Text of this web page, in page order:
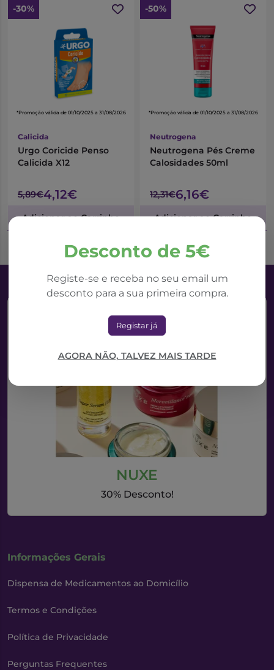
Desconto de 5€
Registe-se e receba no seu email um
desconto para a sua primeira compra.
Registar já
AGORA NÃO, TALVEZ MAIS TARDE
-30%
*Promoção válida de 01/10/2025 a 31/08/2026
Calicida
Urgo Coricide Penso
Calicida X12
5,89€4,12€
Adicionar ao Carrinho
-50%
*Promoção válida de 01/10/2025 a 31/08/2026
Neutrogena
Neutrogena Pés Creme
Calosidades 50ml
12,31€6,16€
Adicionar ao Carrinho
NUXE
30% Desconto!
Informações Gerais
Dispensa de Medicamentos ao Domicílio
Termos e Condições
Política de Privacidade
Perguntas Frequentes